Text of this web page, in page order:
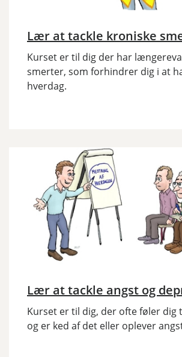
Lær at tackle kroniske
Kurset er til dig der har
smerter, som forhindrer dig i at
hverdag.
Lær at tackle angst og
Kurset er til dig, der ofte føler dig
og er ked af det eller oplever